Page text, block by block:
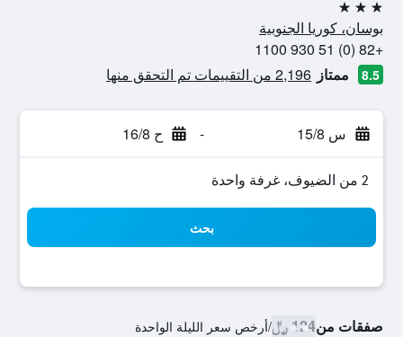
3 نجوم
بوسان، كوريا الجنوبية
+82 (0) 51 930 1100
8.5 ممتاز 2,196 من التقييمات تم التحقق منها
س 15/8 - ح 16/8
2 من الضيوف، غرفة واحدة
بحث
صفقات من124 ﷼ /أرخص سعر الليلة الواحدة